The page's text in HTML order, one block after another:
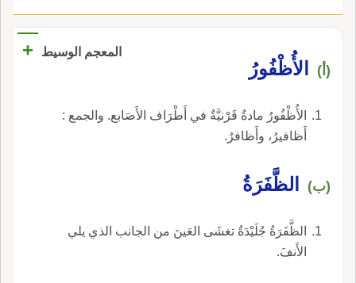
المعجم الوسيط +
(أ) الأُظْفُورُ
الأُظْفُورُ مادةٌ قَرْنيَّةٌ في أَطْرَاف الأَصَابع. والجمع :
أَظافيرُ، وأَظافرُ.
(ب) الظَّفَرَةُ
الظَّفَرَةُ جُلَيْدَةٌ تغشَى العَينَ من الجانب الذي يلي
الأَنفَ.